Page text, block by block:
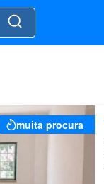
muita procura